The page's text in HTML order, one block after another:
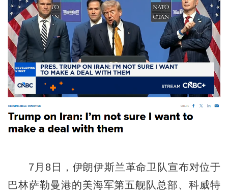
7月8日，伊朗伊斯兰革命卫队宣布对位于
巴林萨勒曼港的美海军第五舰队总部、科威特